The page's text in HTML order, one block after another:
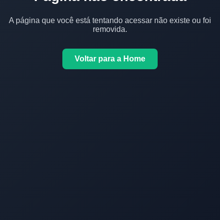
A página que você está tentando acessar não existe ou foi
removida.
Voltar para a Home